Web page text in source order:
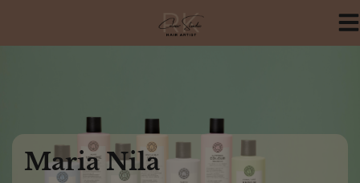
Maria Nila